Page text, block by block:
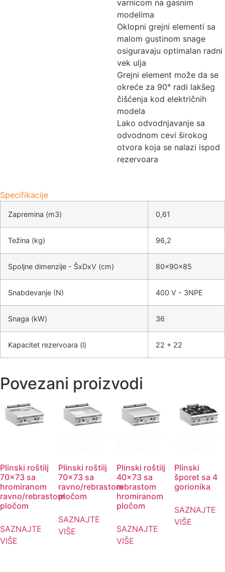
varnicom na gasnim
modelima
Oklopni grejni elementi sa
malom gustinom snage
osiguravaju optimalan radni
vek ulja
Grejni element može da se
okreće za 90° radi lakšeg
čišćenja kod električnih
modela
Lako odvodnjavanje sa
odvodnom cevi širokog
otvora koja se nalazi ispod
rezervoara
Specifikacije
Zapremina (m3) 0,61
Težina (kg) 96,2
Spoljne dimenzije - ŠxDxV (cm) 80x90x85
Snabdevanje (N) 400 V - 3NPE
Snaga (kW) 36
Kapacitet rezervoara (l) 22 + 22
Povezani proizvodi
Plinski roštilj
70×73 sa
hromiranom
ravno/rebrastom
pločom
SAZNAJTE
VIŠE
Plinski roštilj
70×73 sa
ravno/rebrastom
pločom
SAZNAJTE
VIŠE
Plinski roštilj
40×73 sa
rebrastom
hromiranom
pločom
SAZNAJTE
VIŠE
Plinski
šporet sa 4
gorionika
SAZNAJTE
VIŠE